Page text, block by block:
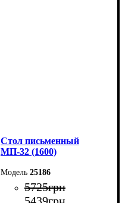
Cтол письменный
МП-32 (1600)
25186
5725грн
5439грн